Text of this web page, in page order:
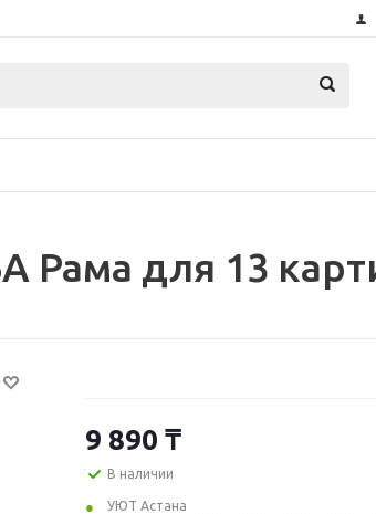
Рама для 13
9 890 ₸
В наличии
УЮТ Астана